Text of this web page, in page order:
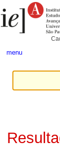
para
conteúdo.
Pessoais
menu